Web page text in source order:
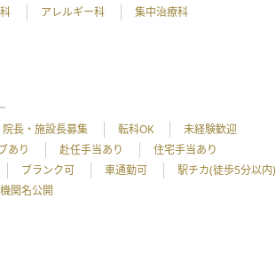
アレルギー科
集中治療科
院長・施設長募集 転科OK
未経験歓迎
あり 赴任手当あり
住宅手当あり
ブランク可 車通勤可
駅チカ(徒歩5分以内)
関名公開